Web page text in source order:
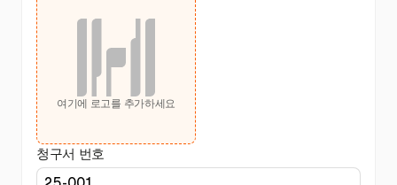
여기에 로고를 추가하세요
청구서 번호